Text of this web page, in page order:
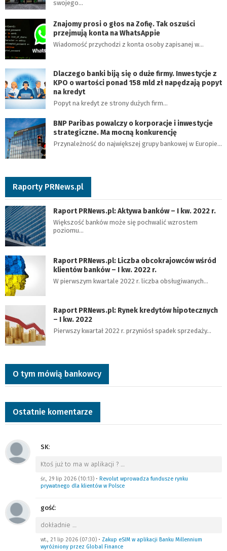
swojego…
Znajomy prosi o głos na Zofię. Tak oszuści
przejmują konta na WhatsAppie
Wiadomość przychodzi z konta osoby zapisanej w…
Dlaczego banki biją się o duże firmy. Inwestycje z
KPO o wartości ponad 158 mld zł napędzają popyt
na kredyt
Popyt na kredyt ze strony dużych firm…
BNP Paribas powalczy o korporacje i inwestycje
strategiczne. Ma mocną konkurencję
Przynależność do największej grupy bankowej w Europie…
Raporty PRNews.pl
Raport PRNews.pl: Aktywa banków – I kw. 2022 r.
Większość banków może się pochwalić wzrostem
poziomu…
Raport PRNews.pl: Liczba obcokrajowców wśród
klientów banków – I kw. 2022 r.
W pierwszym kwartale 2022 r. liczba obsługiwanych…
Raport PRNews.pl: Rynek kredytów hipotecznych
– I kw. 2022
Pierwszy kwartał 2022 r. przyniósł spadek sprzedaży…
O tym mówią bankowcy
Ostatnie komentarze
SK:
Ktoś już to ma w aplikacji ? …
śr., 29 lip 2026 (10:13) • Revolut wprowadza fundusze rynku
prywatnego dla klientów w Polsce
gość:
dokładnie …
wt., 21 lip 2026 (07:30) • Zakup eSIM w aplikacji Banku Millennium
wyróżniony przez Global Finance